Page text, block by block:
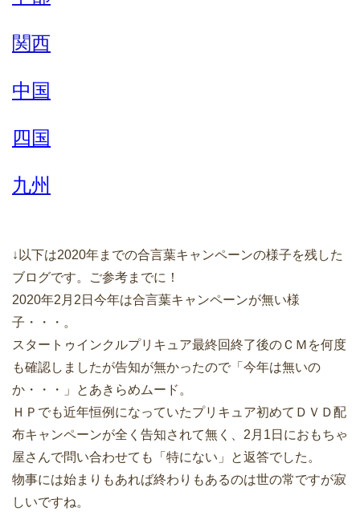
関西
中国
四国
九州
↓以下は2020年までの合言葉キャンペーンの様子を残した
ブログです。ご参考までに！
2020年2月2日今年は合言葉キャンペーンが無い様
子・・・。
スタートゥインクルプリキュア最終回終了後のＣＭを何度
も確認しましたが告知が無かったので「今年は無いの
か・・・」とあきらめムード。
ＨＰでも近年恒例になっていたプリキュア初めてＤＶＤ配
布キャンペーンが全く告知されて無く、2月1日におもちゃ
屋さんで問い合わせても「特にない」と返答でした。
物事には始まりもあれば終わりもあるのは世の常ですが寂
しいですね。